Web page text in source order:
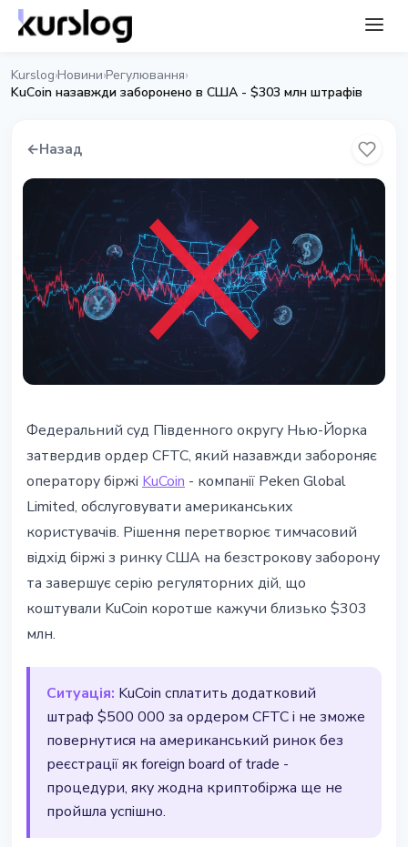
Kurslog›Новини›Регулювання›
KuCoin назавжди заборонено в США - $303 млн штрафів
←Назад
KuCoin назавжди заборонено в
США - $303 млн штрафів
31 березня 2026 р.3 хв читання
Наталія Дорофєєва
Федеральний суд Південного округу Нью-Йорка
затвердив ордер CFTC, який назавжди забороняє
оператору біржі KuCoin - компанії Peken Global
Limited, обслуговувати американських
користувачів. Рішення перетворює тимчасовий
відхід біржі з ринку США на безстрокову заборону
та завершує серію регуляторних дій, що
коштували KuCoin коротше кажучи близько $303
млн.
Ситуація: KuCoin сплатить додатковий
штраф $500 000 за ордером CFTC і не зможе
повернутися на американський ринок без
реєстрації як foreign board of trade -
процедури, яку жодна криптобіржа ще не
пройшла успішно.